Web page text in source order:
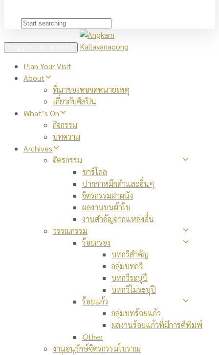
Plan Your Visit
About
ที่มาของหอจดหมายเหตุ
เกี่ยวกับศิลปิน
What’s On
กิจกรรม
บทความ
Archives
จิตรกรรม
ชาร์โคล
ปากกาหมึกดำและอื่นๆ
จิตรกรรมฝาผนัง
ผลงานบนผ้าใบ
งานสำคัญจากแหล่งอื่น
วรรณกรรม
ร้อยกรอง
บทกวีสำคัญ
กลุ่มบทกวี
บทกวีระบุปี
บทกวีไม่ระบุปี
ร้อยแก้ว
กลุ่มบทร้อยแก้ว
ผลงานร้อยแก้วที่มีการตีพิมพ์
Other
งานอนุรักษ์จิตรกรรมโบราณ